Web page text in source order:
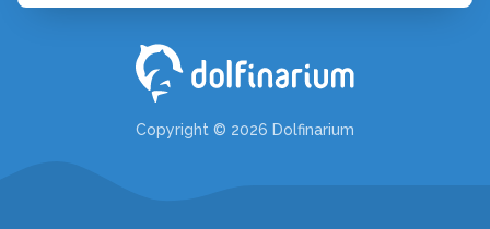
Copyright © 2026 Dolfinarium